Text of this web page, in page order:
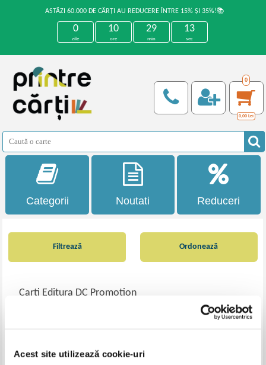
Acest site utilizează cookie-uri
ASTĂZI 60.000 DE CĂRȚI AU REDUCERE ÎNTRE 15% ȘI 35%!📚
0
zile
10
ore
29
min
13
sec
0
0,00 Lei
Categorii Noutati Reduceri
Filtrează
Carti Editura DC Promotion
Ordonează